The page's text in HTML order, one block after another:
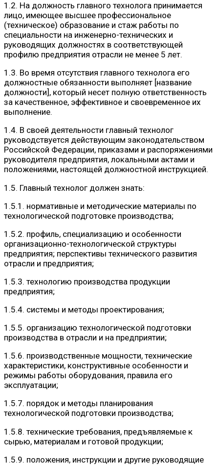
1.2. На должность главного технолога принимается
лицо, имеющее высшее профессиональное
(техническое) образование и стаж работы по
специальности на инженерно-технических и
руководящих должностях в соответствующей
профилю предприятия отрасли не менее 5 лет.
1.3. Во время отсутствия главного технолога его
должностные обязанности выполняет [название
должности], который несет полную ответственность
за качественное, эффективное и своевременное их
выполнение.
1.4. В своей деятельности главный технолог
руководствуется действующим законодательством
Российской Федерации, приказами и распоряжениями
руководителя предприятия, локальными актами и
положениями, настоящей должностной инструкцией.
1.5. Главный технолог должен знать:
1.5.1. нормативные и методические материалы по
технологической подготовке производства;
1.5.2. профиль, специализацию и особенности
организационно-технологической структуры
предприятия; перспективы технического развития
отрасли и предприятия;
1.5.3. технологию производства продукции
предприятия;
1.5.4. системы и методы проектирования;
1.5.5. организацию технологической подготовки
производства в отрасли и на предприятии;
1.5.6. производственные мощности, технические
характеристики, конструктивные особенности и
режимы работы оборудования, правила его
эксплуатации;
1.5.7. порядок и методы планирования
технологической подготовки производства;
1.5.8. технические требования, предъявляемые к
сырью, материалам и готовой продукции;
1.5.9. положения, инструкции и другие руководящие